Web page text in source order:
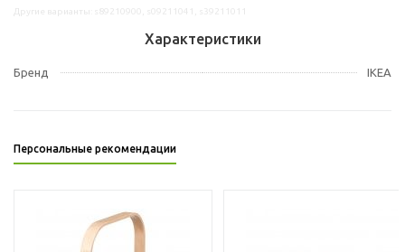
Характеристики
Бренд IKEA
Персональные рекомендации